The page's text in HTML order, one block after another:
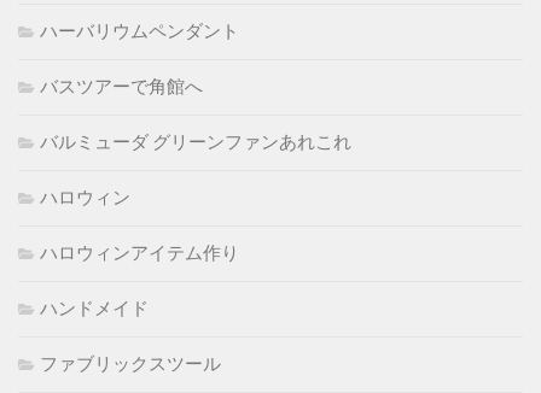
ハーバリウムペンダント
バスツアーで角館へ
バルミューダ グリーンファンあれこれ
ハロウィン
ハロウィンアイテム作り
ハンドメイド
ファブリックスツール